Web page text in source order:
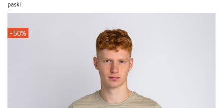
paski
-50%